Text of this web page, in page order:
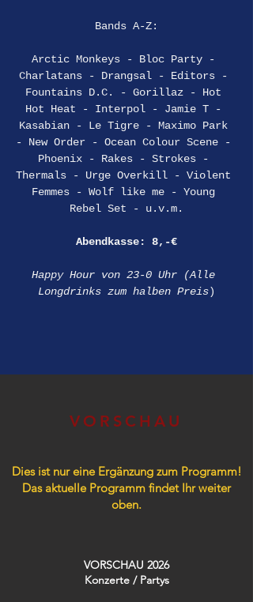
Bands A-Z:
Arctic Monkeys - Bloc Party -
Charlatans - Drangsal - Editors -
Fountains D.C. - Gorillaz - Hot
Hot Heat - Interpol - Jamie T -
Kasabian - Le Tigre - Maximo Park
- New Order - Ocean Colour Scene -
Phoenix - Rakes - Strokes -
Thermals - Urge Overkill - Violent
Femmes - Wolf like me - Young
Rebel Set - u.v.m.
Abendkasse: 8,-€
Happy Hour von 23-0 Uhr (Alle
Longdrinks zum halben Preis)
VORSCHAU
Dies ist nur eine Ergänzung zum Programm!
Das aktuelle Programm findet Ihr weiter
oben.
VORSCHAU 2026
Konzerte / Partys​